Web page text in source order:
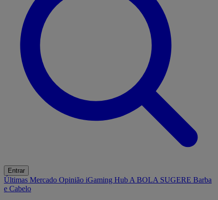
Entrar
Últimas Mercado Opinião iGaming Hub A BOLA SUGERE Barba
e Cabelo